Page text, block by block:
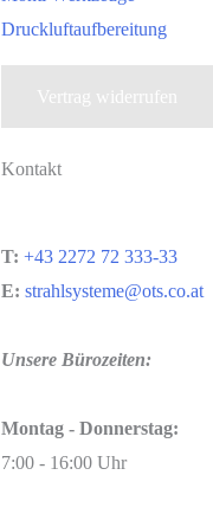
Druckluftaufbereitung
Vertrag widerrufen
Kontakt
T: +43 2272 72 333-33
E: strahlsysteme@ots.co.at
Unsere Bürozeiten:
Montag - Donnerstag:
7:00 - 16:00 Uhr